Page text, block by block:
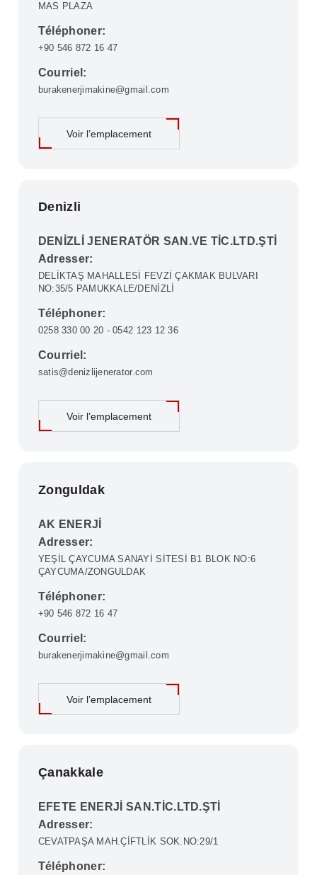
MAS PLAZA
Téléphoner:
+90 546 872 16 47
Courriel:
burakenerjimakine@gmail.com
Voir l’emplacement
Denizli
DENİZLİ JENERATÖR SAN.VE TİC.LTD.ŞTİ
Adresser:
DELİKTAŞ MAHALLESİ FEVZİ ÇAKMAK BULVARI
NO:35/5 PAMUKKALE/DENİZLİ
Téléphoner:
0258 330 00 20 - 0542 123 12 36
Courriel:
satis@denizlijenerator.com
Voir l’emplacement
Zonguldak
AK ENERJİ
Adresser:
YEŞİL ÇAYCUMA SANAYİ SİTESİ B1 BLOK NO:6
ÇAYCUMA/ZONGULDAK
Téléphoner:
+90 546 872 16 47
Courriel:
burakenerjimakine@gmail.com
Voir l’emplacement
Çanakkale
EFETE ENERJİ SAN.TİC.LTD.ŞTİ
Adresser:
CEVATPAŞA MAH.ÇİFTLİK SOK.NO:29/1
Téléphoner: